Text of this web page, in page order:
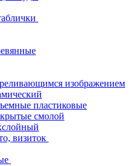
изображением
пластиковые
смолой
визиток